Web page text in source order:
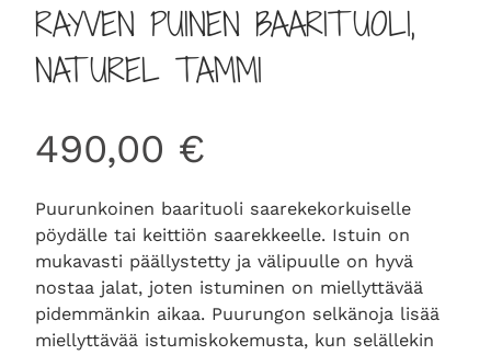
RAYVEN PUINEN BAARITUOLI,
NATUREL TAMMI
490,00 €
Puurunkoinen baarituoli saarekekorkuiselle
pöydälle tai keittiön saarekkeelle. Istuin on
mukavasti päällystetty ja välipuulle on hyvä
nostaa jalat, joten istuminen on miellyttävää
pidemmänkin aikaa. Puurungon selkänoja lisää
miellyttävää istumiskokemusta, kun selällekin